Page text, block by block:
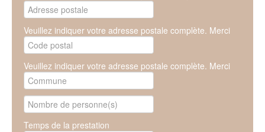
Veuillez indiquer votre adresse postale complète. Merci
Veuillez indiquer votre adresse postale complète. Merci
Temps de la prestation